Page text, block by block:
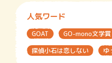
人気ワード
GOAT GO-mono文学賞
探偵小石は恋しない
ゆ